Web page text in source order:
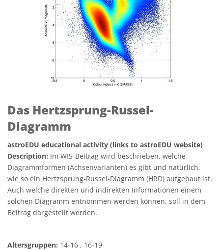
Das Hertzsprung-Russel-
Diagramm
astroEDU educational activity (links to astroEDU website)
Description: Im WIS-Beitrag wird beschrieben, welche
Diagrammformen (Achsenvarianten) es gibt und natürlich,
wie so ein Hertzsprung-Russel-Diagramm (HRD) aufgebaut ist.
Auch welche direkten und indirekten Informationen einem
solchen Diagramm entnommen werden können, soll in dem
Beitrag dargestellt werden.
Altersgruppen: 14-16 , 16-19